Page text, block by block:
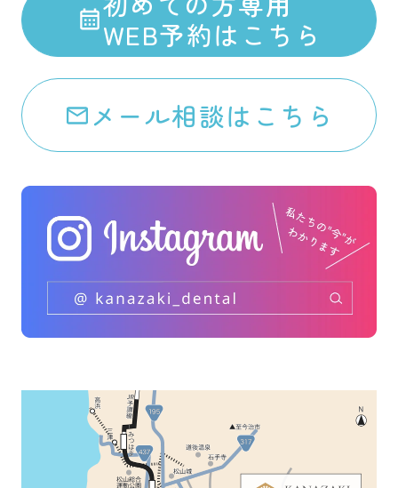
WEB予約はこちら
メール相談はこちら